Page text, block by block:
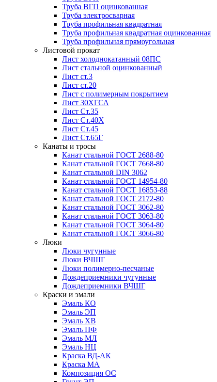
Труба ВГП оцинкованная
Труба электросварная
Труба профильная квадратная
Труба профильная квадратная оцинкованная
Труба профильная прямоугольная
Листовой прокат
Лист холоднокатанный 08ПС
Лист стальной оцинкованный
Лист ст.3
Лист ст.20
Лист с полимерным покрытием
Лист 30ХГСА
Лист Ст.35
Лист Ст.40Х
Лист Ст.45
Лист Ст.65Г
Канаты и тросы
Канат стальной ГОСТ 2688-80
Канат стальной ГОСТ 7668-80
Канат стальной DIN 3062
Канат стальной ГОСТ 14954-80
Канат стальной ГОСТ 16853-88
Канат стальной ГОСТ 2172-80
Канат стальной ГОСТ 3062-80
Канат стальной ГОСТ 3063-80
Канат стальной ГОСТ 3064-80
Канат стальной ГОСТ 3066-80
Люки
Люки чугунные
Люки ВЧШГ
Люки полимерно-песчаные
Дождеприемники чугунные
Дождеприемники ВЧШГ
Краски и эмали
Эмаль КО
Эмаль ЭП
Эмаль ХВ
Эмаль ПФ
Эмаль МЛ
Эмаль НЦ
Краска ВД-АК
Краска МА
Композиция ОС